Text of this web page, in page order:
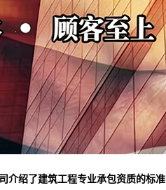
介绍了建筑工程专业承包资质的标准